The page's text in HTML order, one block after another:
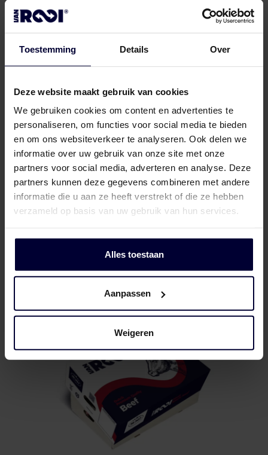
Toestemming Details Over
Deze website maakt gebruik van cookies
We gebruiken cookies om content en advertenties te
personaliseren, om functies voor social media te bieden
en om ons websiteverkeer te analyseren. Ook delen we
informatie over uw gebruik van onze site met onze
partners voor social media, adverteren en analyse. Deze
partners kunnen deze gegevens combineren met andere
informatie die u aan ze heeft verstrekt of die ze hebben
verzameld op basis van uw gebruik van hun services.
Alles toestaan
Aanpassen
Weigeren